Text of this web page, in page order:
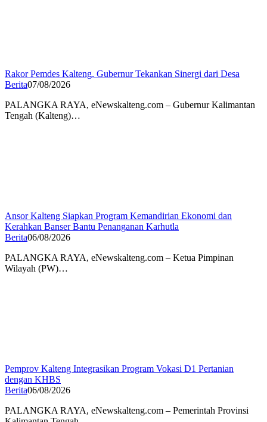
Rakor Pemdes Kalteng, Gubernur Tekankan Sinergi dari Desa
Berita07/08/2026
PALANGKA RAYA, eNewskalteng.com – Gubernur Kalimantan
Tengah (Kalteng)…
Ansor Kalteng Siapkan Program Kemandirian Ekonomi dan
Kerahkan Banser Bantu Penanganan Karhutla
Berita06/08/2026
PALANGKA RAYA, eNewskalteng.com – Ketua Pimpinan
Wilayah (PW)…
Pemprov Kalteng Integrasikan Program Vokasi D1 Pertanian
dengan KHBS
Berita06/08/2026
PALANGKA RAYA, eNewskalteng.com – Pemerintah Provinsi